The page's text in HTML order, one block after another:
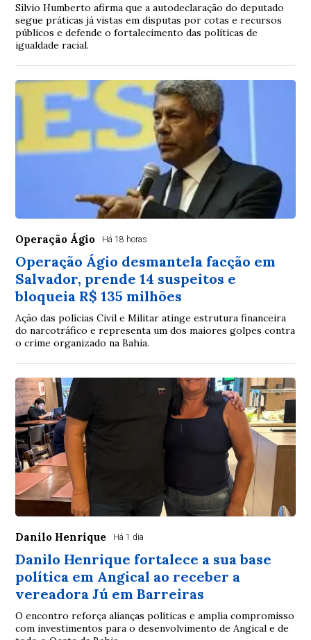
Sílvio Humberto afirma que a autodeclaração do deputado
segue práticas já vistas em disputas por cotas e recursos
públicos e defende o fortalecimento das políticas de
igualdade racial.
Operação Ágio Há 18 horas
Operação Ágio desmantela facção em
Salvador, prende 14 suspeitos e
bloqueia R$ 135 milhões
Ação das polícias Civil e Militar atinge estrutura financeira
do narcotráfico e representa um dos maiores golpes contra
o crime organizado na Bahia.
Danilo Henrique Há 1 dia
Danilo Henrique fortalece a sua base
política em Angical ao receber a
vereadora Jú em Barreiras
O encontro reforça alianças políticas e amplia compromisso
com investimentos para o desenvolvimento de Angical e de